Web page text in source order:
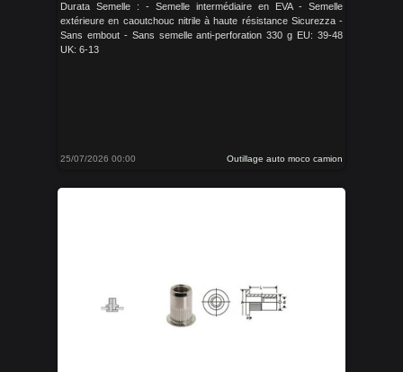
Durata Semelle : - Semelle intermédiaire en EVA - Semelle
extérieure en caoutchouc nitrile à haute résistance Sicurezza -
Sans embout - Sans semelle anti-perforation 330 g EU: 39-48
UK: 6-13
25/07/2026 00:00 Outillage auto moco camion